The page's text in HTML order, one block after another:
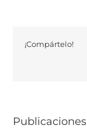
¡Compártelo!